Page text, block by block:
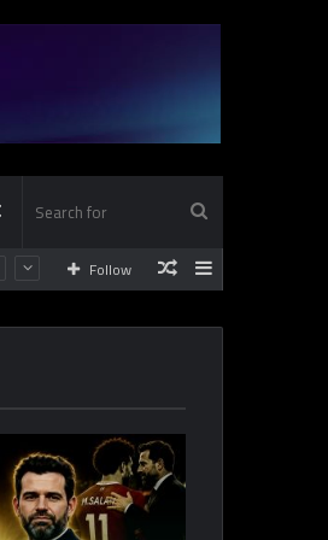
for
Random
Article
Random
Follow